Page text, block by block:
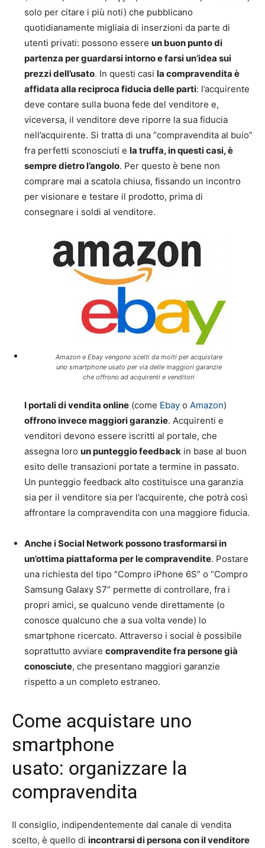
solo per citare i più noti) che pubblicano
quotidianamente migliaia di inserzioni da parte di
utenti privati: possono essere un buon punto di
partenza per guardarsi intorno e farsi un’idea sui
prezzi dell’usato. In questi casi la compravendita è
affidata alla reciproca fiducia delle parti: l’acquirente
deve contare sulla buona fede del venditore e,
viceversa, il venditore deve riporre la sua fiducia
nell’acquirente. Si tratta di una “compravendita al buio”
fra perfetti sconosciuti e la truffa, in questi casi, è
sempre dietro l’angolo. Per questo è bene non
comprare mai a scatola chiusa, fissando un incontro
per visionare e testare il prodotto, prima di
consegnare i soldi al venditore.
Amazon e Ebay vengono scelti da molti per acquistare
uno smartphone usato per via delle maggiori garanzie
che offrono ad acquirenti e venditori
I portali di vendita online (come Ebay o Amazon)
offrono invece maggiori garanzie. Acquirenti e
venditori devono essere iscritti al portale, che
assegna loro un punteggio feedback in base al buon
esito delle transazioni portate a termine in passato.
Un punteggio feedback alto costituisce una garanzia
sia per il venditore sia per l’acquirente, che potrà così
affrontare la compravendita con una maggiore fiducia.
Anche i Social Network possono trasformarsi in
un’ottima piattaforma per le compravendite. Postare
una richiesta del tipo “Compro iPhone 6S” o “Compro
Samsung Galaxy S7” permette di controllare, fra i
propri amici, se qualcuno vende direttamente (o
conosce qualcuno che a sua volta vende) lo
smartphone ricercato. Attraverso i social è possibile
soprattutto avviare compravendite fra persone già
conosciute, che presentano maggiori garanzie
rispetto a un completo estraneo.
Come acquistare uno
smartphone
usato: organizzare la
compravendita
Il consiglio, indipendentemente dal canale di vendita
scelto, è quello di incontrarsi di persona con il venditore